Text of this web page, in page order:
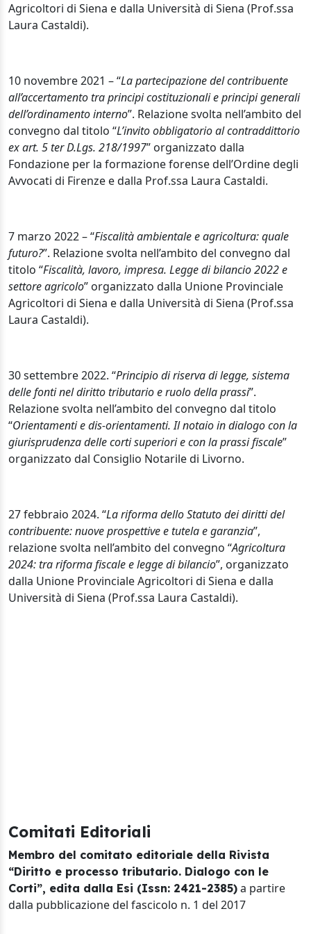
Agricoltori di Siena e dalla Università di Siena (Prof.ssa
Laura Castaldi).
10 novembre 2021 – “La partecipazione del contribuente
all’accertamento tra principi costituzionali e principi generali
dell’ordinamento interno”. Relazione svolta nell’ambito del
convegno dal titolo “L’invito obbligatorio al contraddittorio
ex art. 5 ter D.Lgs. 218/1997” organizzato dalla
Fondazione per la formazione forense dell’Ordine degli
Avvocati di Firenze e dalla Prof.ssa Laura Castaldi.
7 marzo 2022 – “Fiscalità ambientale e agricoltura: quale
futuro?”. Relazione svolta nell’ambito del convegno dal
titolo “Fiscalità, lavoro, impresa. Legge di bilancio 2022 e
settore agricolo” organizzato dalla Unione Provinciale
Agricoltori di Siena e dalla Università di Siena (Prof.ssa
Laura Castaldi).
30 settembre 2022. “Principio di riserva di legge, sistema
delle fonti nel diritto tributario e ruolo della prassi”.
Relazione svolta nell’ambito del convegno dal titolo
“Orientamenti e dis-orientamenti. Il notaio in dialogo con la
giurisprudenza delle corti superiori e con la prassi fiscale”
organizzato dal Consiglio Notarile di Livorno.
27 febbraio 2024. “La riforma dello Statuto dei diritti del
contribuente: nuove prospettive e tutela e garanzia”,
relazione svolta nell’ambito del convegno “Agricoltura
2024: tra riforma fiscale e legge di bilancio”, organizzato
dalla Unione Provinciale Agricoltori di Siena e dalla
Università di Siena (Prof.ssa Laura Castaldi).
Comitati Editoriali
Membro del comitato editoriale della Rivista
“Diritto e processo tributario. Dialogo con le
Corti”, edita dalla Esi (Issn: 2421-2385) a partire
dalla pubblicazione del fascicolo n. 1 del 2017